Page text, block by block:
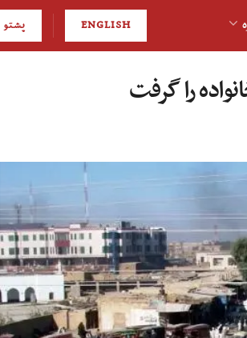
ENGLISH پشتو
را گرفت